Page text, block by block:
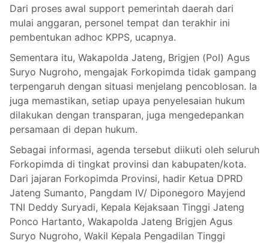
Dari proses awal support pemerintah daerah dari
mulai anggaran, personel tempat dan terakhir ini
pembentukan adhoc KPPS, ucapnya.
Sementara itu, Wakapolda Jateng, Brigjen (Pol) Agus
Suryo Nugroho, mengajak Forkopimda tidak gampang
terpengaruh dengan situasi menjelang pencoblosan. Ia
juga memastikan, setiap upaya penyelesaian hukum
dilakukan dengan transparan, juga mengedepankan
persamaan di depan hukum.
Sebagai informasi, agenda tersebut diikuti oleh seluruh
Forkopimda di tingkat provinsi dan kabupaten/kota.
Dari jajaran Forkopimda Provinsi, hadir Ketua DPRD
Jateng Sumanto, Pangdam IV/ Diponegoro Mayjend
TNI Deddy Suryadi, Kepala Kejaksaan Tinggi Jateng
Ponco Hartanto, Wakapolda Jateng Brigjen Agus
Suryo Nugroho, Wakil Kepala Pengadilan Tinggi